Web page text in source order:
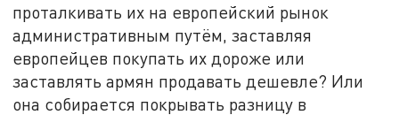
проталкивать их на европейский рынок
административным путём, заставляя
европейцев покупать их дороже или
заставлять армян продавать дешевле? Или
она собирается покрывать разницу в